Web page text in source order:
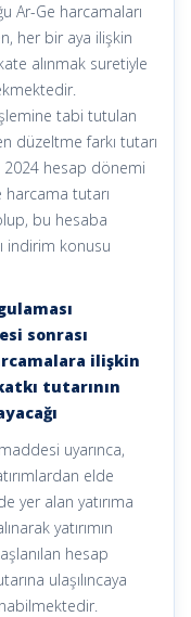
Ar-Ge harcamaları
her bir aya ilişkin
alınmak suretiyle
tabi tutulan
düzeltme farkı tutarı
2024 hesap dönemi
tutarı
bu hesaba
indirim konusu
sonrası
ilişkin
tutarının
uyarınca,
elde
yer alan yatırıma
yatırımın
hesap
ulaşılıncaya